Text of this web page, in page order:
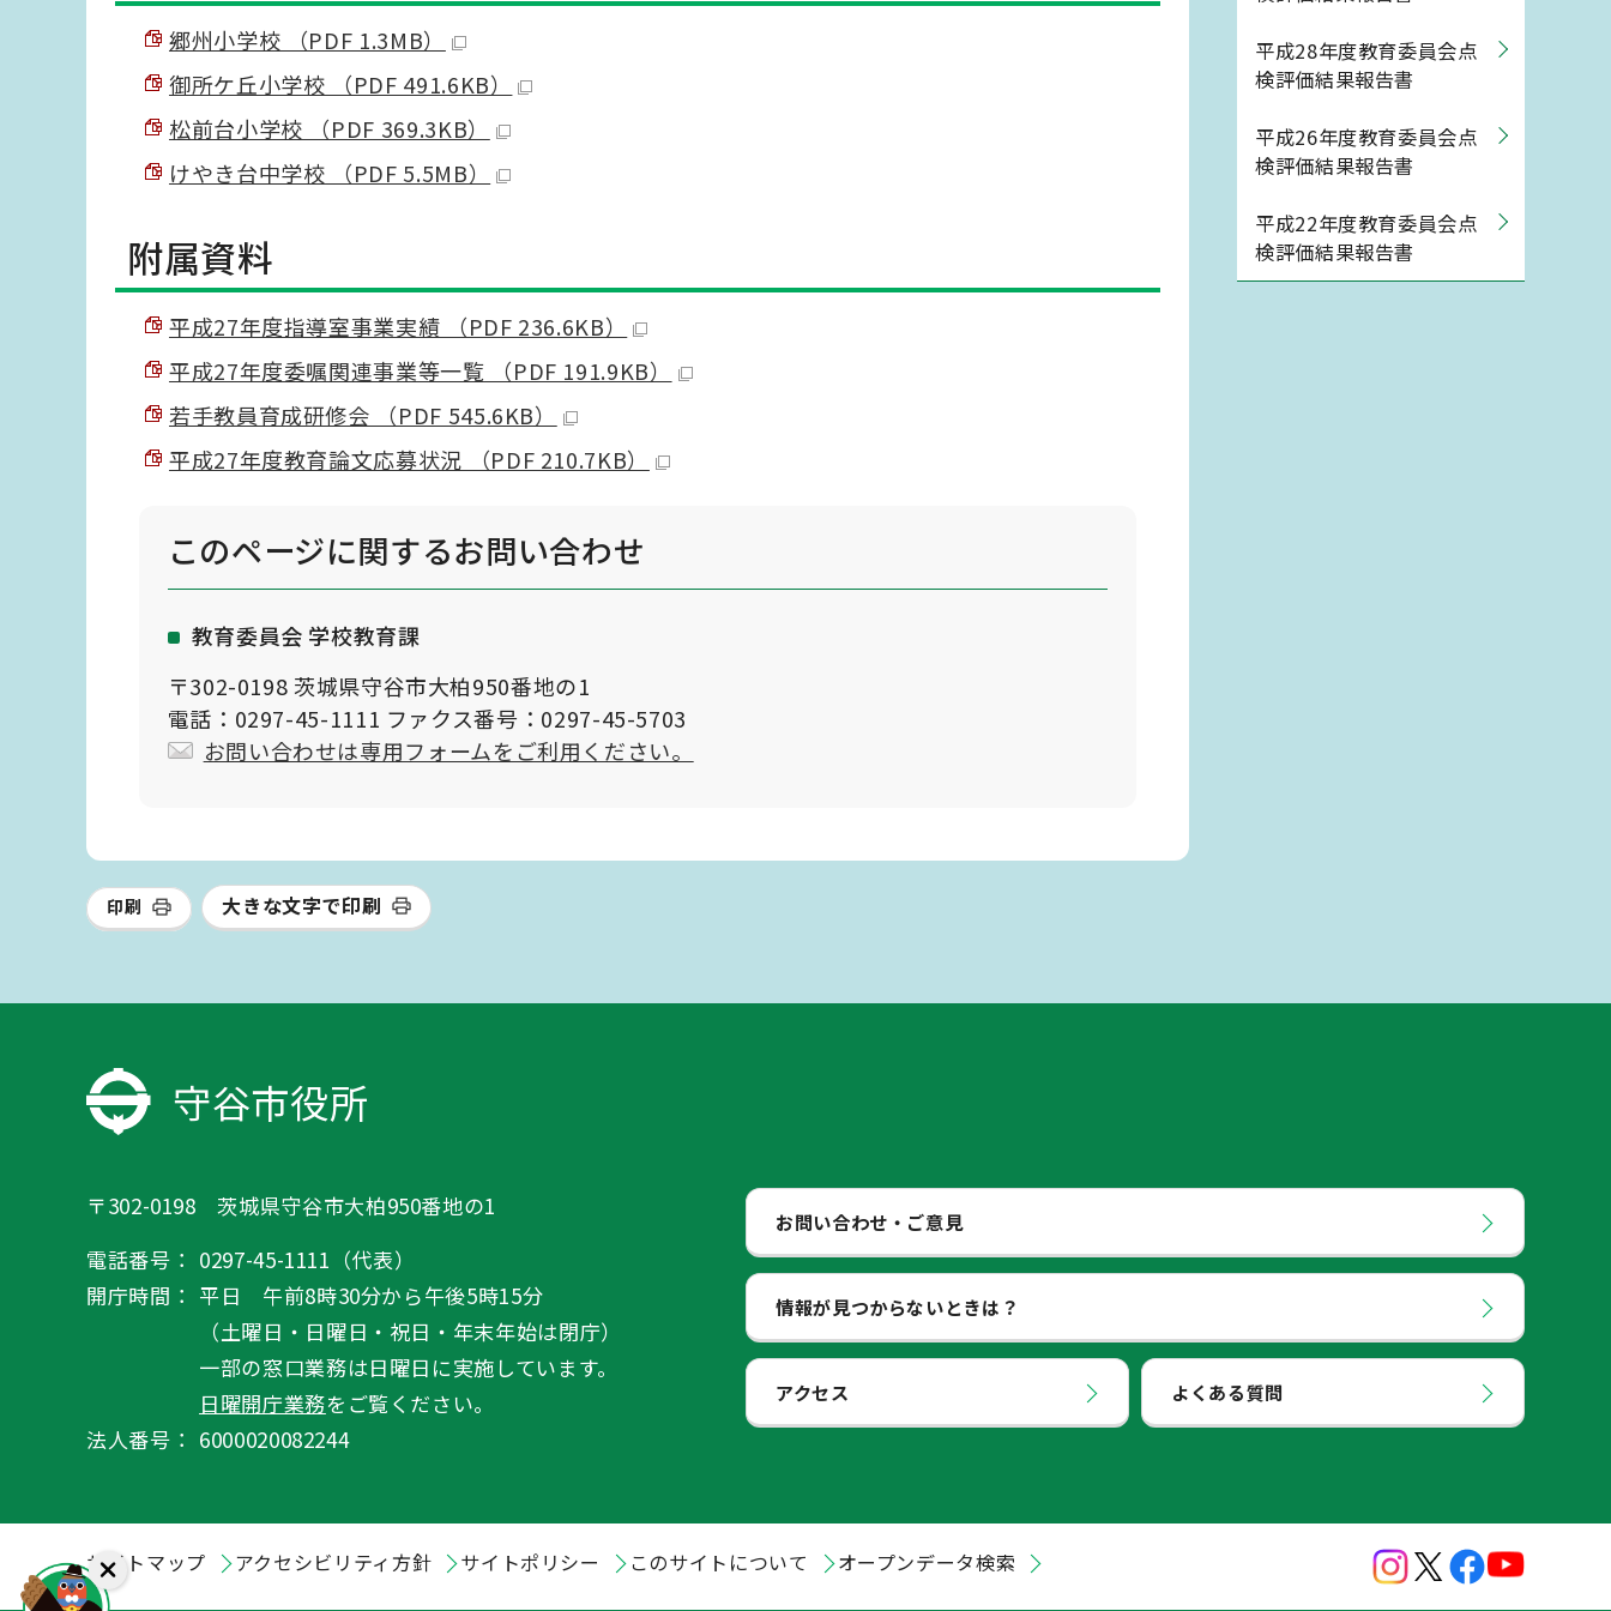
郷州小学校 （PDF 1.3MB）
御所ケ丘小学校 （PDF 491.6KB）
松前台小学校 （PDF 369.3KB）
けやき台中学校 （PDF 5.5MB）
附属資料
平成27年度指導室事業実績 （PDF 236.6KB）
平成27年度委嘱関連事業等一覧 （PDF 191.9KB）
若手教員育成研修会 （PDF 545.6KB）
平成27年度教育論文応募状況 （PDF 210.7KB）
このページに関するお問い合わせ
教育委員会 学校教育課
〒302-0198 茨城県守谷市大柏950番地の1
電話：0297-45-1111 ファクス番号：0297-45-5703
お問い合わせは専用フォームをご利用ください。
平成28年度教育委員会点
検評価結果報告書
平成26年度教育委員会点
検評価結果報告書
平成22年度教育委員会点
検評価結果報告書
印刷 大きな文字で印刷
守谷市役所
〒302-0198 茨城県守谷市大柏950番地の1
電話番号： 0297-45-1111（代表）
開庁時間： 平日 午前8時30分から午後5時15分
（土曜日・日曜日・祝日・年末年始は閉庁）
一部の窓口業務は日曜日に実施しています。
日曜開庁業務をご覧ください。
法人番号： 6000020082244
お問い合わせ・ご意見
情報が見つからないときは？
アクセス よくある質問
サイトマップ アクセシビリティ方針 サイトポリシー このサイトについて オープンデータ検索